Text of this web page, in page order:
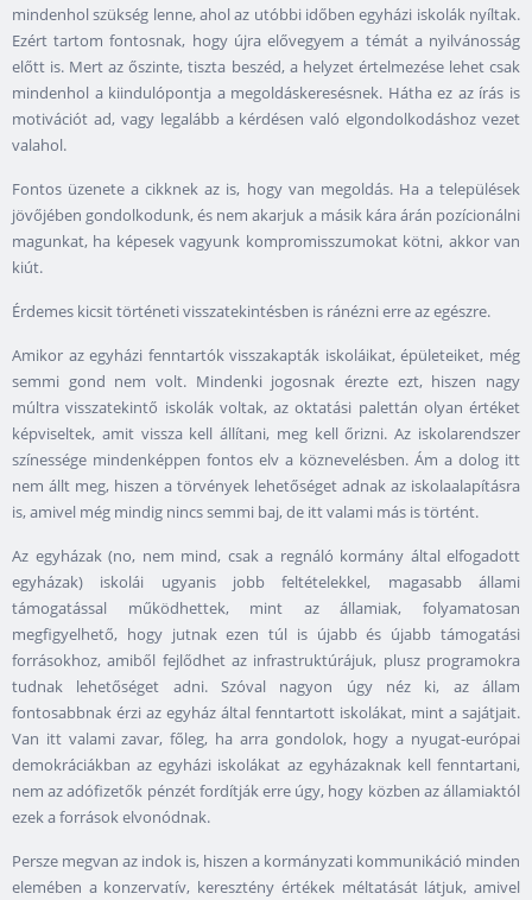
mindenhol szükség lenne, ahol az utóbbi időben egyházi iskolák nyíltak.
Ezért tartom fontosnak, hogy újra elővegyem a témát a nyilvánosság
előtt is. Mert az őszinte, tiszta beszéd, a helyzet értelmezése lehet csak
mindenhol a kiindulópontja a megoldáskeresésnek. Hátha ez az írás is
motivációt ad, vagy legalább a kérdésen való elgondolkodáshoz vezet
valahol.
Fontos üzenete a cikknek az is, hogy van megoldás. Ha a települések
jövőjében gondolkodunk, és nem akarjuk a másik kára árán pozícionálni
magunkat, ha képesek vagyunk kompromisszumokat kötni, akkor van
kiút.
Érdemes kicsit történeti visszatekintésben is ránézni erre az egészre.
Amikor az egyházi fenntartók visszakapták iskoláikat, épületeiket, még
semmi gond nem volt. Mindenki jogosnak érezte ezt, hiszen nagy
múltra visszatekintő iskolák voltak, az oktatási palettán olyan értéket
képviseltek, amit vissza kell állítani, meg kell őrizni. Az iskolarendszer
színessége mindenképpen fontos elv a köznevelésben. Ám a dolog itt
nem állt meg, hiszen a törvények lehetőséget adnak az iskolaalapításra
is, amivel még mindig nincs semmi baj, de itt valami más is történt.
Az egyházak (no, nem mind, csak a regnáló kormány által elfogadott
egyházak) iskolái ugyanis jobb feltételekkel, magasabb állami
támogatással működhettek, mint az államiak, folyamatosan
megfigyelhető, hogy jutnak ezen túl is újabb és újabb támogatási
forrásokhoz, amiből fejlődhet az infrastruktúrájuk, plusz programokra
tudnak lehetőséget adni. Szóval nagyon úgy néz ki, az állam
fontosabbnak érzi az egyház által fenntartott iskolákat, mint a sajátjait.
Van itt valami zavar, főleg, ha arra gondolok, hogy a nyugat-európai
demokráciákban az egyházi iskolákat az egyházaknak kell fenntartani,
nem az adófizetők pénzét fordítják erre úgy, hogy közben az államiaktól
ezek a források elvonódnak.
Persze megvan az indok is, hiszen a kormányzati kommunikáció minden
elemében a konzervatív, keresztény értékek méltatását látjuk, amivel